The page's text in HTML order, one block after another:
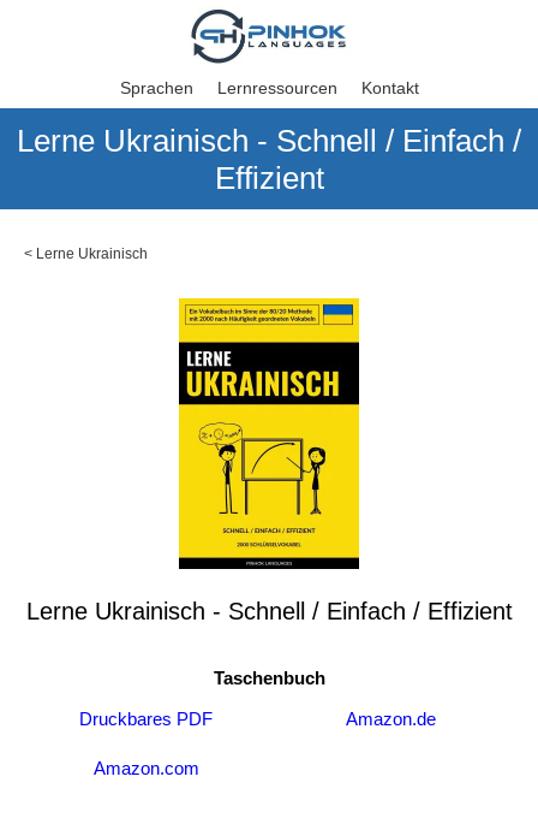
Sprachen Lernressourcen Kontakt
Lerne Ukrainisch - Schnell / Einfach /
Effizient
< Lerne Ukrainisch
Lerne Ukrainisch - Schnell / Einfach / Effizient
Taschenbuch
Druckbares PDF
Amazon.de
Amazon.com